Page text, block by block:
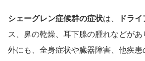
シェーグレン症候群の症状は、 ドライ
ス、鼻の乾燥、耳下腺の腫れなどが
外にも、全身症状や臓器障害、他疾